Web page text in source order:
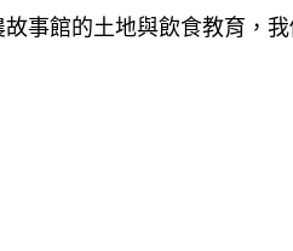
事館的土地與飲食教育，